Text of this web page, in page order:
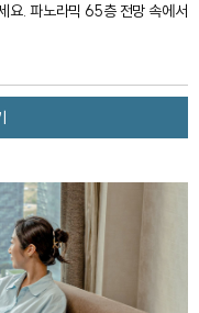
요. 파노라믹 65층 전망 속에서